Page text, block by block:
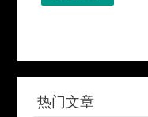
热门文章